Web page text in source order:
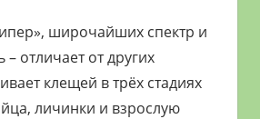
широчайших спектр и
– отличает от других
клещей в трёх стадиях
личинки и взрослую